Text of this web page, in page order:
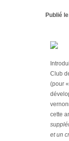
Publié le
Club
(pour
cette
et un